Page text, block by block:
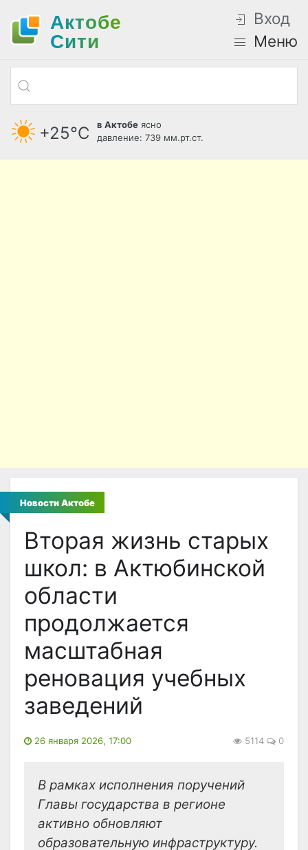
Актобе
Cити
Вход
Меню
+25°С в Актобе ясно
давление: 739 мм.рт.ст.
Новости Актобе
Вторая жизнь старых
школ: в Актюбинской
области
продолжается
масштабная
реновация учебных
заведений
26 января 2026, 17:00 5114 0
В рамках исполнения поручений
Главы государства в регионе
активно обновляют
образовательную инфраструктуру.